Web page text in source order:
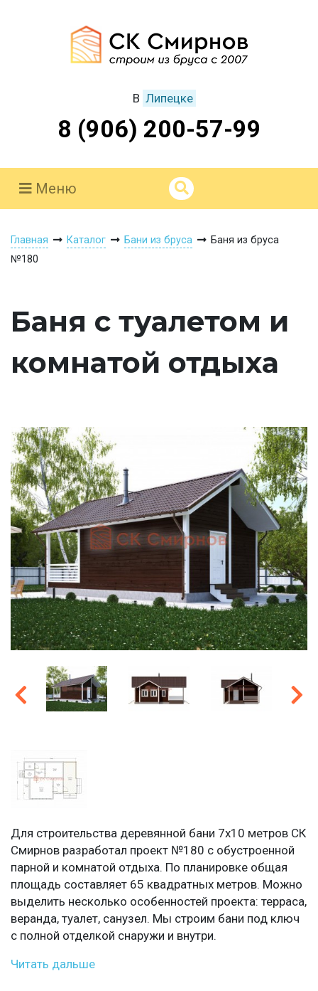
В Липецке
8 (906) 200-57-99
Меню
Главная Каталог Бани из бруса
Баня из бруса
№180
Баня с туалетом и
комнатой отдыха
Для строительства деревянной бани 7х10 метров СК
Смирнов разработал проект №180 с обустроенной
парной и комнатой отдыха. По планировке общая
площадь составляет 65 квадратных метров. Можно
выделить несколько особенностей проекта: терраса,
веранда, туалет, санузел. Мы строим бани под ключ
с полной отделкой снаружи и внутри.
Читать дальше